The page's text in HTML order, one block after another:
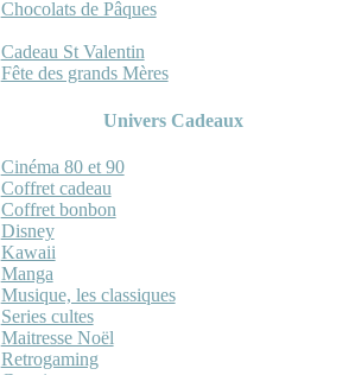
Chocolats de Pâques
Cadeau St Valentin
Fête des grands Mères
Univers Cadeaux
Cinéma 80 et 90
Coffret cadeau
Coffret bonbon
Disney
Kawaii
Manga
Musique, les classiques
Series cultes
Maitresse Noël
Retrogaming